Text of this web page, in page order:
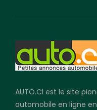
AUTO.CI est le site
automobile en ligne